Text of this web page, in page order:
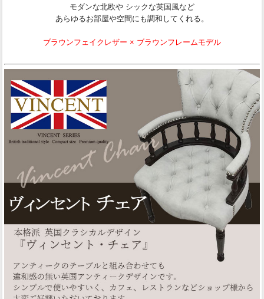
モダンな北欧や シックな英国風など
あらゆるお部屋や空間にも調和してくれる。
ブラウンフェイクレザー × ブラウンフレームモデル